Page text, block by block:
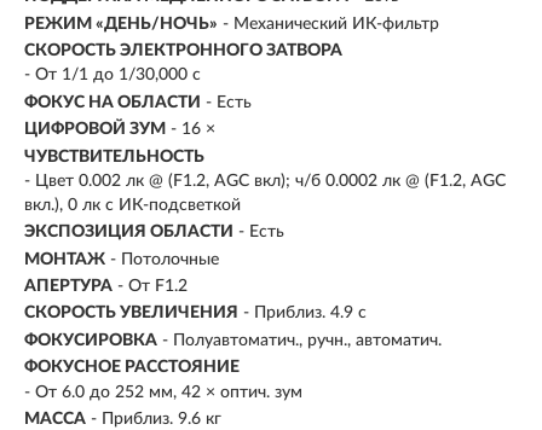
РЕЖИМ «ДЕНЬ/НОЧЬ» - Механический ИК-фильтр
СКОРОСТЬ ЭЛЕКТРОННОГО ЗАТВОРА
- От 1/1 до 1/30,000 с
ФОКУС НА ОБЛАСТИ - Есть
ЦИФРОВОЙ ЗУМ - 16 ×
ЧУВСТВИТЕЛЬНОСТЬ
- Цвет 0.002 лк @ (F1.2, AGC вкл); ч/б 0.0002 лк @ (F1.2, AGC
вкл.), 0 лк с ИК-подсветкой
ЭКСПОЗИЦИЯ ОБЛАСТИ - Есть
МОНТАЖ - Потолочные
АПЕРТУРА - От F1.2
СКОРОСТЬ УВЕЛИЧЕНИЯ - Приблиз. 4.9 с
ФОКУСИРОВКА - Полуавтоматич., ручн., автоматич.
ФОКУСНОЕ РАССТОЯНИЕ
- От 6.0 до 252 мм, 42 × оптич. зум
МАССА - Приблиз. 9.6 кг